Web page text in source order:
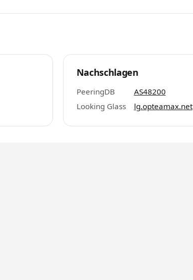
Nachschlagen
PeeringDB
AS48200
Looking Glass
lg.opteamax.net